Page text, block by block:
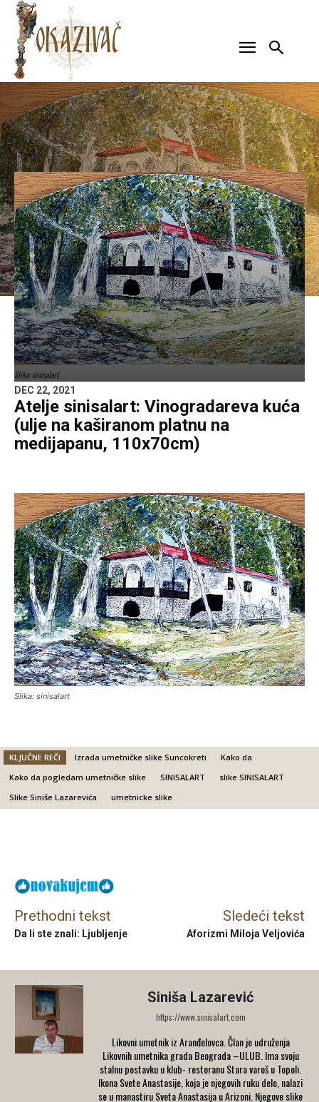
Slika: sinisalart
DEC 22, 2021
Atelje sinisalart: Vinogradareva kuća
(ulje na kaširanom platnu na
medijapanu, 110x70cm)
Slika: sinisalart
KLJUČNE REČI Izrada umetničke slike Suncokreti
Kako da
Kako da pogledam umetničke slike
SINISALART
slike SINISALART
Slike Siniše Lazarevića
umetnicke slike
Prethodni tekst
Da li ste znali: Ljubljenje
Sledeći tekst
Aforizmi Miloja Veljovića
Siniša Lazarević
https://www.sinisalart.com
Likovni umetnik iz Aranđelovca. Član je udruženja
Likovnih umetnika grada Beograda –ULUB. Ima svoju
stalnu postavku u klub- restoranu Stara varoš u Topoli.
Ikona Svete Anastasije, koja je njegovih ruku delo, nalazi
se u manastiru Sveta Anastasija u Arizoni. Njegove slike